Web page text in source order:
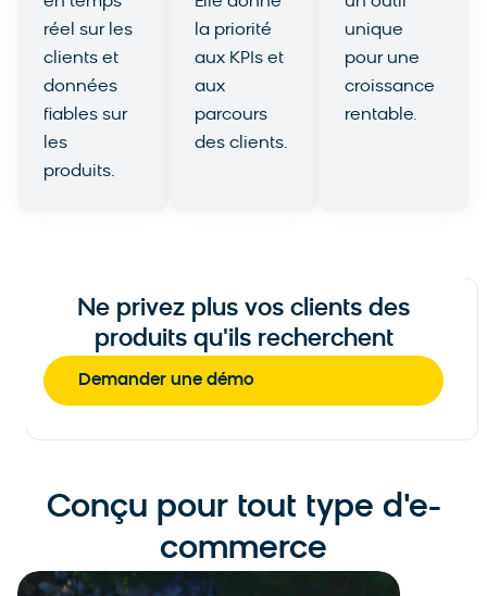
réel sur les
clients et
données
fiables sur
les
produits.
la priorité
aux KPIs et
aux
parcours
des clients.
unique
pour une
croissance
rentable.
Ne privez plus vos clients des
produits qu'ils recherchent
Demander une démo
Conçu pour tout type d'e-
commerce